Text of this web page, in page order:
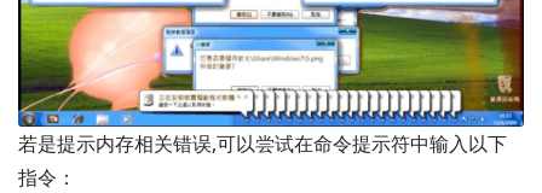
若是提示内存相关错误,可以尝试在命令提示符中输入以下
指令：